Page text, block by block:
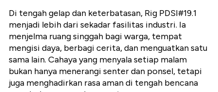
Di tengah gelap dan keterbatasan, Rig PDSI#19.1
menjadi lebih dari sekadar fasilitas industri. Ia
menjelma ruang singgah bagi warga, tempat
mengisi daya, berbagi cerita, dan menguatkan satu
sama lain. Cahaya yang menyala setiap malam
bukan hanya menerangi senter dan ponsel, tetapi
juga menghadirkan rasa aman di tengah bencana